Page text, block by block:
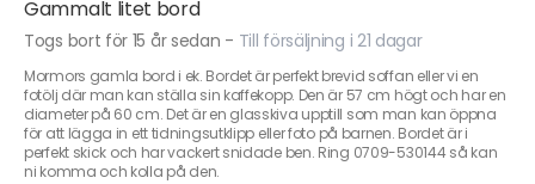
Gammalt litet bord
Togs bort för 15 år sedan - Till försäljning i 21 dagar
Mormors gamla bord i ek. Bordet är perfekt brevid soffan eller vi en
fotölj där man kan ställa sin kaffekopp. Den är 57 cm högt och har en
diameter på 60 cm. Det är en glasskiva upptill som man kan öppna
för att lägga in ett tidningsutklipp eller foto på barnen. Bordet är i
perfekt skick och har vackert snidade ben. Ring 0709-530144 så kan
ni komma och kolla på den.